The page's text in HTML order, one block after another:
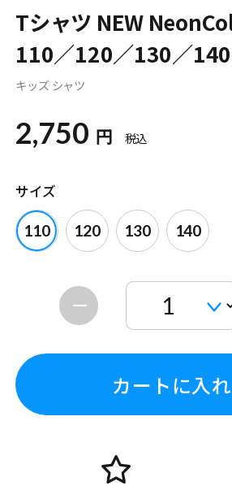
Tシャツ NEW
110／120／130／140
キッズ シャツ
2,750 円 税込
サイズ
110 120 130 140
カートに入